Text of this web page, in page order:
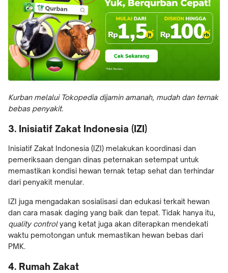
Kurban melalui Tokopedia dijamin amanah, mudah dan ternak
bebas penyakit.
3. Inisiatif Zakat Indonesia (IZI)
Inisiatif Zakat Indonesia (IZI) melakukan koordinasi dan
pemeriksaan dengan dinas peternakan setempat untuk
memastikan kondisi hewan ternak tetap sehat dan terhindar
dari penyakit menular.
IZI juga mengadakan sosialisasi dan edukasi terkait hewan
dan cara masak daging yang baik dan tepat. Tidak hanya itu,
quality controlyang ketat juga akan diterapkan mendekati
waktu pemotongan untuk memastikan hewan bebas dari
PMK.
4. Rumah Zakat